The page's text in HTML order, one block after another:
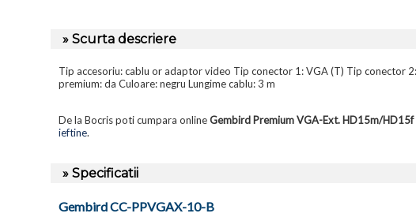
» Scurta descriere
Tip accesoriu: cablu or adaptor video Tip conector 1: VGA (T) Tip conector
premium: da Culoare: negru Lungime cablu: 3 m
De la Bocris poti cumpara onlineGembird Premium VGA-Ext. HD15m/
ieftine.
» Specificatii
Gembird CC-PPVGAX-10-B